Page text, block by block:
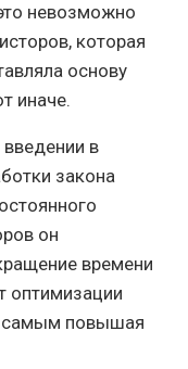
невозможно
которая
основу
иначе.
в
закона
он
времени
оптимизации
самым повышая